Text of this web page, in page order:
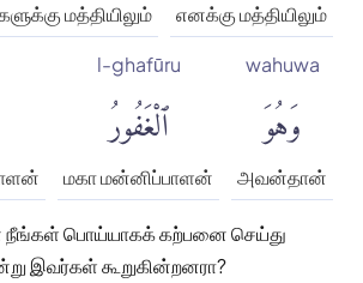
எனக்கு மத்தியிலும்
மத்தியிலும்
wahuwa
وَهُوَ
அவன்தான்
l-ghafūru
ٱلْغَفُورُ
மகா மன்னிப்பாளன்
நீங்கள் பொய்யாகக் கற்பனை செய்து
இவர்கள் கூறுகின்றனரா?